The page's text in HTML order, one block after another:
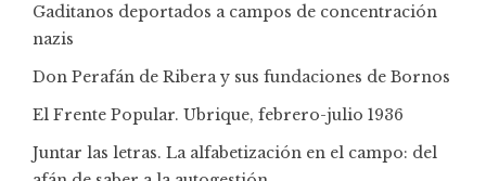
Gaditanos deportados a campos de concentración
nazis
Don Perafán de Ribera y sus fundaciones de Bornos
El Frente Popular. Ubrique, febrero-julio 1936
Juntar las letras. La alfabetización en el campo: del